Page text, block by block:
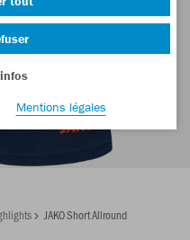
JAKO Short Allround
Mentions légales